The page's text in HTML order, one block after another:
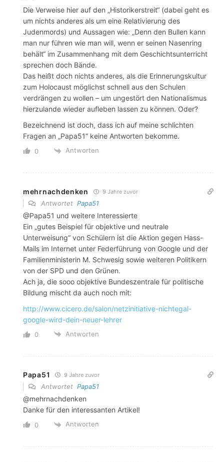
Die Verweise hier auf den „Historikerstreit“ (dabei geht es
um nichts anderes als um eine Relativierung des
Judenmords) und Aussagen wie: „Denn den Bullen kann
man nur führen wie man will, wenn er seinen Nasenring
behält“ im Zusammenhang mit dem Geschichtsunterricht
sprechen doch Bände.
Das heißt doch nichts anderes, als die Erinnerungskultur
zum Holocaust möglichst schnell aus den Schulen
verdrängen zu wollen – um ungestört den Nationalismus
hierzulande wieder aufleben lassen zu können. Oder?
Bezeichnend ist doch, dass ich auf meine schlichten
Fragen an „Papa51“ keine Antworten bekomme.
0 Antworten
mehrnachdenken 9 Jahre zuvor
Antwortet Papa51
@Papa51 und weitere Interessierte
Ein „gutes Beispiel für objektive und neutrale
Unterweisung“ von Schülern ist die Aktion gegen Hass-
Mails im Internet unter Federführung von Google und der
Familienministerin M. Schwesig sowie weiteren Politikern
von der SPD und den Grünen.
Ach ja, die sooo objektive Bundeszentrale für politische
Bildung mischt da auch noch mit:
http://www.cicero.de/salon/netzinitiative-nichtegal-
google-wird-dein-neuer-lehrer
0 Antworten
Papa51 9 Jahre zuvor
Antwortet Papa51
@mehrnachdenken
Danke für den interessanten Artikel!
0 Antworten